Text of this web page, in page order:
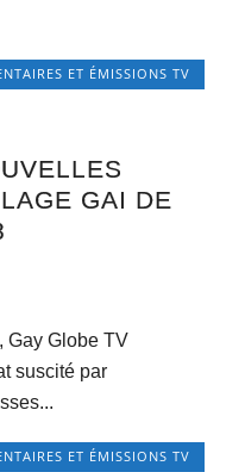
ET ÉMISSIONS TV
GAI DE
Gay Globe TV
suscité par
ET ÉMISSIONS TV